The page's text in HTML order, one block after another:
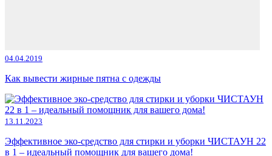
04.04.2019
Как вывести жирные пятна с одежды
13.11.2023
Эффективное эко-средство для стирки и уборки ЧИСТАУН 22
в 1 – идеальный помощник для вашего дома!